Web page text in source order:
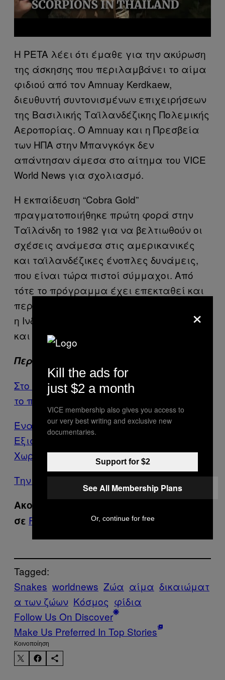
Η PETA λέει ότι έμαθε για την ακύρωση
της άσκησης που περιλαμβάνει το αίμα
φιδιού από τον Amnuay Kerdkaew,
διευθυντή συντονισμένων επιχειρήσεων
της Βασιλικής Ταϊλανδέζικης Πολεμικής
Αεροπορίας. Ο Amnuay και η Πρεσβεία
των ΗΠΑ στην Μπανγκόγκ δεν
απάντησαν άμεσα στο αίτημα του VICE
World News για σχολιασμό.
Η εκπαίδευση “Cobra Gold”
πραγματοποιήθηκε πρώτη φορά στην
Ταϊλάνδη το 1982 για να βελτιωθούν οι
σχέσεις ανάμεσα στις αμερικανικές
και ταϊλανδέζικες ένοπλες δυνάμεις,
που είναι τώρα πιστοί σύμμαχοι. Από
τότε το πρόγραμμα έχει επεκταθεί και
περιλαμβάνει 29 χώρες, ανάμεσά τους
η Ινδονησία, η Μαλαισία, η Σιγκαπούρη
και η Νότια Κορέα.
Περισσότερα από το VICE
Στο Pride της Ουκρανίας Φέτος Στήθηκε
το πιο Ξέφρενο Rave Party
Ένα Ελληνικό Sci-Fi Αριστούργημα
Εξιστορεί μία Μελλοντική Δυστοπία
Χωρίς Επιστροφή
Την Αστρολογία μου Μέσα
Ακολουθήστε το VICE
σε Facebook InstagramκαιTwitter
Tagged:
Snakes worldnews Zώα αίμα δικαιώματ
α των ζώων Κόσμος φίδια
Follow Us On Discover
Make Us Preferred In Top Stories
Kοινοποίηση
×
Kill the ads for
just $2 a month
VICE membership also gives you access to
our very best writing and exclusive new
documentaries.
Support for $2
See All Membership Plans
Or, continue for free